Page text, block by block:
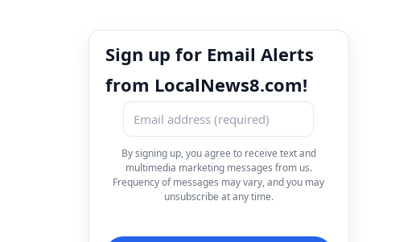
Sign up for Email Alerts
from LocalNews8.com!
By signing up, you agree to receive text and
multimedia marketing messages from us.
Frequency of messages may vary, and you may
unsubscribe at any time.